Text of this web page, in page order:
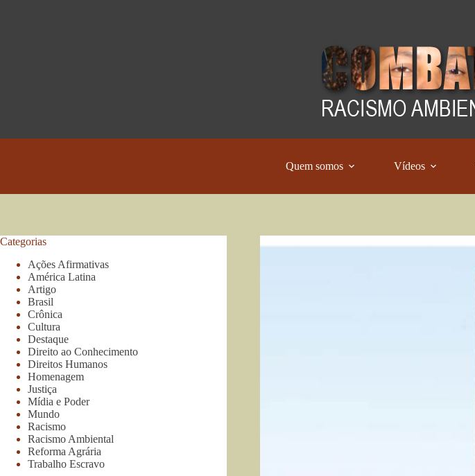
Quem somos Vídeos
Categorias
Ações Afirmativas
América Latina
Artigo
Brasil
Crônica
Cultura
Destaque
Direito ao Conhecimento
Direitos Humanos
Homenagem
Justiça
Mídia e Poder
Mundo
Racismo
Racismo Ambiental
Reforma Agrária
Trabalho Escravo